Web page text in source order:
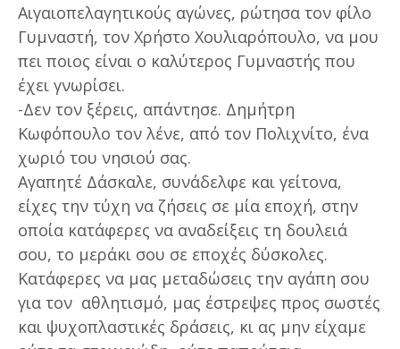
Αιγαιοπελαγητικούς αγώνες, ρώτησα τον φίλο
Γυμναστή, τον Χρήστο Χουλιαρόπουλο, να μου
πει ποιος είναι ο καλύτερος Γυμναστής που
έχει γνωρίσει.
-Δεν τον ξέρεις, απάντησε. Δημήτρη
Κωφόπουλο τον λένε, από τον Πολιχνίτο, ένα
χωριό του νησιού σας.
Αγαπητέ Δάσκαλε, συνάδελφε και γείτονα,
είχες την τύχη να ζήσεις σε μία εποχή, στην
οποία κατάφερες να αναδείξεις τη δουλειά
σου, το μεράκι σου σε εποχές δύσκολες.
Κατάφερες να μας μεταδώσεις την αγάπη σου
για τον αθλητισμό, μας έστρεψες προς σωστές
και ψυχοπλαστικές δράσεις, κι ας μην είχαμε